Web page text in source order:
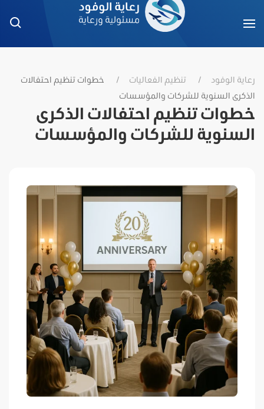
رعاية الوفود تنظيم الفعاليات
خطوات تنظيم احتفالات
الذكرى السنوية للشركات والمؤسسات
خطوات تنظيم احتفالات الذكرى
السنوية للشركات والمؤسسات